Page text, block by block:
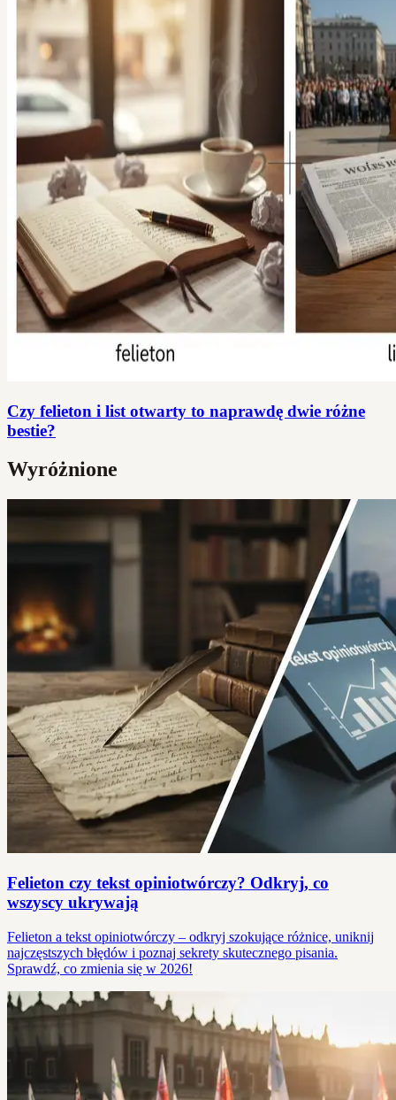
Czy felieton i list otwarty to naprawdę dwie różne
bestie?
Wyróżnione
Felieton czy tekst opiniotwórczy? Odkryj, co
wszyscy ukrywają
Felieton a tekst opiniotwórczy – odkryj szokujące różnice, uniknij
najczęstszych błędów i poznaj sekrety skutecznego pisania.
Sprawdź, co zmienia się w 2026!